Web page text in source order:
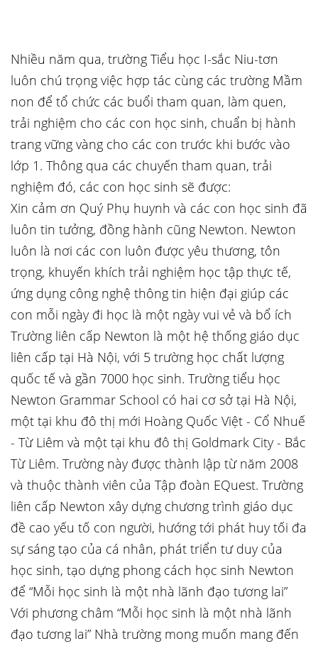
Nhiều năm qua, trường Tiểu học I-sắc Niu-tơn
luôn chú trọng việc hợp tác cùng các trường Mầm
non để tổ chức các buổi tham quan, làm quen,
trải nghiệm cho các con học sinh, chuẩn bị hành
trang vững vàng cho các con trước khi bước vào
lớp 1. Thông qua các chuyến tham quan, trải
nghiệm đó, các con học sinh sẽ được:
Xin cảm ơn Quý Phụ huynh và các con học sinh đã
luôn tin tưởng, đồng hành cũng Newton. Newton
luôn là nơi các con luôn được yêu thương, tôn
trọng, khuyến khích trải nghiệm học tập thực tế,
ứng dụng công nghệ thông tin hiện đại giúp các
con mỗi ngày đi học là một ngày vui vẻ và bổ ích
Trường liên cấp Newton là một hệ thống giáo dục
liên cấp tại Hà Nội, với 5 trường học chất lượng
quốc tế và gần 7000 học sinh. Trường tiểu học
Newton Grammar School có hai cơ sở tại Hà Nội,
một tại khu đô thị mới Hoàng Quốc Việt - Cổ Nhuế
- Từ Liêm và một tại khu đô thị Goldmark City - Bắc
Từ Liêm. Trường này được thành lập từ năm 2008
và thuộc thành viên của Tập đoàn EQuest. Trường
liên cấp Newton xây dựng chương trình giáo dục
đề cao yếu tố con người, hướng tới phát huy tối đa
sự sáng tạo của cá nhân, phát triển tư duy của
học sinh, tạo dựng phong cách học sinh Newton
để “Mỗi học sinh là một nhà lãnh đạo tương lai”
Với phương châm “Mỗi học sinh là một nhà lãnh
đạo tương lai” Nhà trường mong muốn mang đến